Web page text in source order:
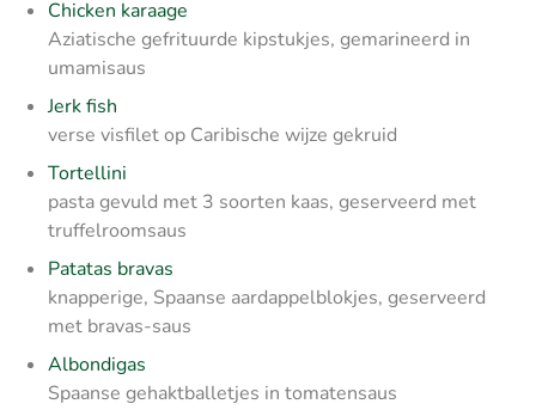
Chicken karaage
Aziatische gefrituurde kipstukjes, gemarineerd in
umamisaus
Jerk fish
verse visfilet op Caribische wijze gekruid
Tortellini
pasta gevuld met 3 soorten kaas, geserveerd met
truffelroomsaus
Patatas bravas
knapperige, Spaanse aardappelblokjes, geserveerd
met bravas-saus
Albondigas
Spaanse gehaktballetjes in tomatensaus